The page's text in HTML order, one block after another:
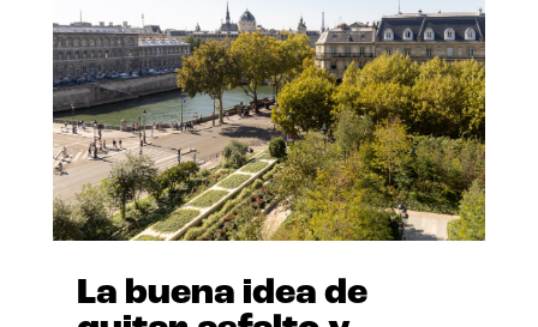
La buena idea de